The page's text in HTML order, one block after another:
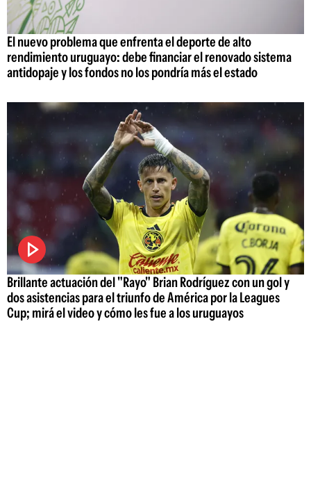
El nuevo problema que enfrenta el deporte de alto
rendimiento uruguayo: debe financiar el renovado sistema
antidopaje y los fondos no los pondría más el estado
Brillante actuación del "Rayo" Brian Rodríguez con un gol y
dos asistencias para el triunfo de América por la Leagues
Cup; mirá el video y cómo les fue a los uruguayos